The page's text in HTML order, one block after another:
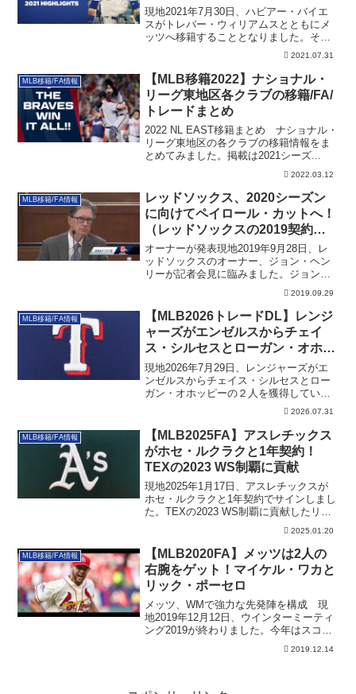
現地2021年7月30日、ハビアー・バイエ
スがトレバー・ウィリアムスとともにメ
ッツへ移籍することとなりました。その
詳細とカブスに行く、ピート・クロウ＝
2021.07.31
MLB移籍/FA情報
【MLB移籍2022】ナショナル・
リーグ東地区各クラブの移籍/FA/
トレードまとめ
2022 NL EAST移籍まとめ ナショナル・
リーグ東地区の各クラブの移籍情報をま
とめてみました。掲載は2021シーズ...
2022.03.12
MLB移籍/FA情報
レッドソックス、2020シーズン
に向けてペイロール・カットへ！
（レッドソックスの2019契約一
覧付き）
オーナーが発表現地2019年9月28日、レ
ッドソックスのオーナー、ジョン・ヘン
リーが記者会見に臨みました。ジョン・
2019.09.29
MLB移籍/FA情報
【MLB2026トレードDL】レンジ
ャーズがエンゼルスからチェイ
ス・シルセスとローガン・オホッ
ピーの２人を獲得
現地2026年7月29日、レンジャーズがエ
ンゼルスからチェイス・シルセスとロー
ガン・オホッピーの２人を獲得していま
す。そのディール詳細と背景を解説して
2026.07.31
MLB移籍/FA情報
【MLB2025FA】アスレチックス
がホセ・ルクラクと1年契約！
TEXの2023 WS制覇に貢献
現地2025年1月17日、アスレチックスが
ホセ・ルクラクと1年契約でサインしまし
た。TEXの2023 WS制覇に貢献したリリ
2025.01.20
MLB移籍/FA情報
【MLB2020FA】メッツは2人の
右腕をゲット！マイケル・ワカと
リック・ポーセロ
メッツ、WMで強力な先発陣を構成 現
地2019年12月12日、ウインターミーティ
ング2019が終わりました。今年はスコ
2019.12.14